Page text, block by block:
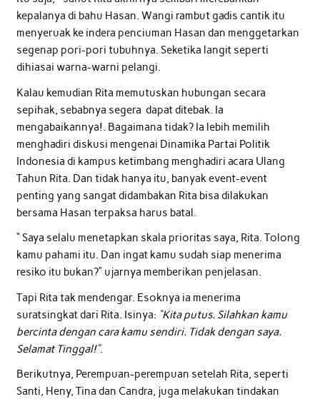
kepalanya di bahu Hasan. Wangi rambut gadis cantik itu
menyeruak ke indera penciuman Hasan dan menggetarkan
segenap pori-pori tubuhnya. Seketika langit seperti
dihiasai warna-warni pelangi.
Kalau kemudian Rita memutuskan hubungan secara
sepihak, sebabnya segera dapat ditebak. Ia
mengabaikannya!. Bagaimana tidak? Ia lebih memilih
menghadiri diskusi mengenai Dinamika Partai Politik
Indonesia di kampus ketimbang menghadiri acara Ulang
Tahun Rita. Dan tidak hanya itu, banyak event-event
penting yang sangat didambakan Rita bisa dilakukan
bersama Hasan terpaksa harus batal.
“ Saya selalu menetapkan skala prioritas saya, Rita. Tolong
kamu pahami itu. Dan ingat kamu sudah siap menerima
resiko itu bukan?” ujarnya memberikan penjelasan.
Tapi Rita tak mendengar. Esoknya ia menerima
suratsingkat dari Rita. Isinya: “Kita putus. Silahkan kamu
bercinta dengan cara kamu sendiri. Tidak dengan saya.
Selamat Tinggal!”.
Berikutnya, Perempuan-perempuan setelah Rita, seperti
Santi, Heny, Tina dan Candra, juga melakukan tindakan